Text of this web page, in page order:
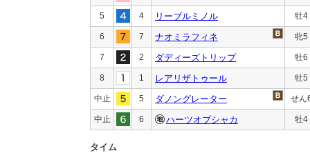
5 4 リーブルミノル 牡4
6 7 ナオミラフィネ 牝5
7 2 ダディーズトリップ 牡6
8 1 レアリザトゥール 牡5
中止 5 ダノングレーター せん
中止 6 ハーツオブシャカ 牡4
タイム